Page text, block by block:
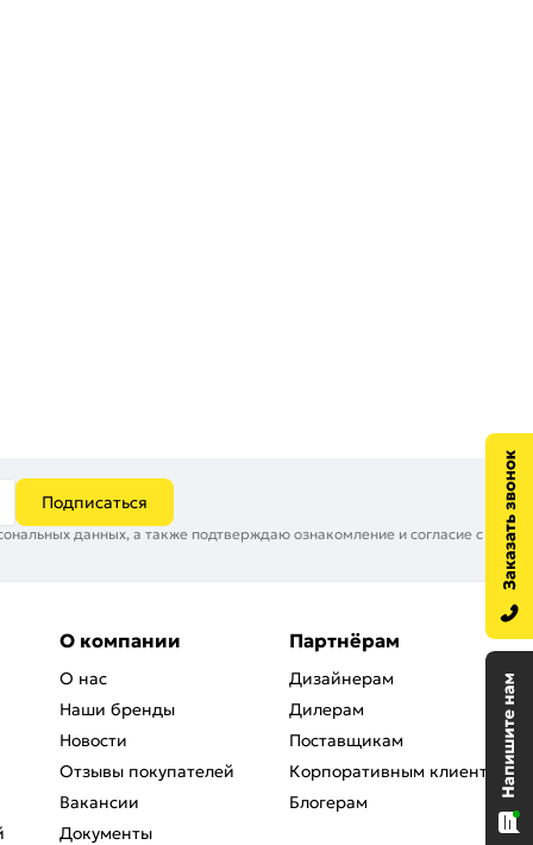
Подписаться
данных, а также подтверждаю ознакомление и согласие с
О компании
О нас
Наши бренды
Новости
Отзывы покупателей
Вакансии
Документы
Партнёрам
Дизайнерам
Дилерам
Поставщикам
Корпоративным клиентам
Блогерам